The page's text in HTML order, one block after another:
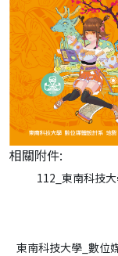
相關附件:
112_東南科技
東南科技大學_數位